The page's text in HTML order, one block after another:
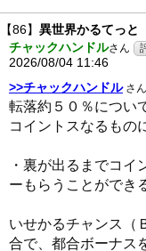
【86】 異世界かるてっと
チャックハンドルさん
2026/08/04 11:46
>>チャックハンドルさん
転落約５０％につい
コイントスなるもの
・裏が出るまでコ
ーもらうことができ
いせかるチャンス（
合で、都合ボーナス